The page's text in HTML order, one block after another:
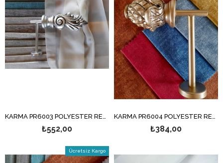
₺552,00 ₺384,00
Ücretsiz Kargo